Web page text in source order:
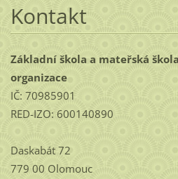
Kontakt
Základní škola a mateřská
organizace
IČ: 70985901
RED-IZO: 600140890
Daskabát 72
779 00 Olomouc